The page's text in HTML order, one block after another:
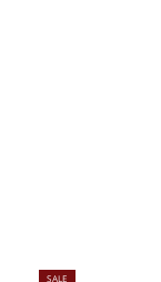
SALE